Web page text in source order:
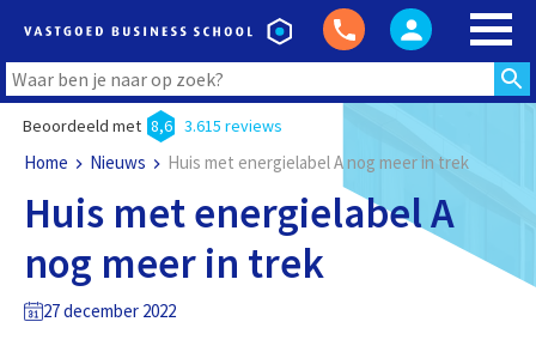
Beoordeeld met 8,6 3.615 reviews
Home Nieuws Huis met energielabel A nog meer in trek
Huis met energielabel A
nog meer in trek
27 december 2022